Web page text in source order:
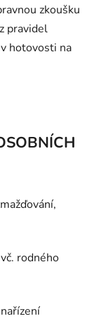
zkoušku
pravidel
hotovosti na
rodného